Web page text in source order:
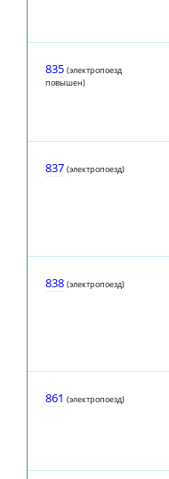
835 (электропоезд
повышен)
837 (электропоезд)
838 (электропоезд)
861 (электропоезд)